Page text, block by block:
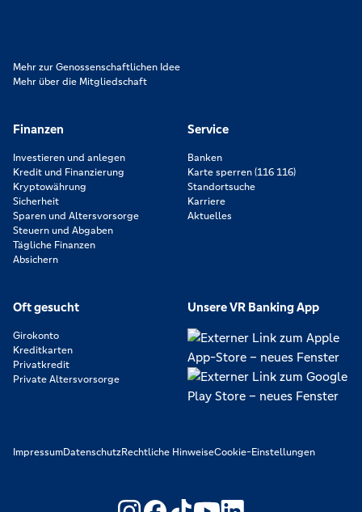
Mehr zur Genossenschaftlichen Idee
Mehr über die Mitgliedschaft
Finanzen
Investieren und anlegen
Kredit und Finanzierung
Kryptowährung
Sicherheit
Sparen und Altersvorsorge
Steuern und Abgaben
Tägliche Finanzen
Absichern
Service
Banken
Karte sperren (116 116)
Standortsuche
Karriere
Aktuelles
Oft gesucht
Girokonto
Kreditkarten
Privatkredit
Private Altersvorsorge
Unsere VR Banking App
ImpressumDatenschutzRechtliche HinweiseCookie-Einstellungen
https://www.youtube.com/
https://